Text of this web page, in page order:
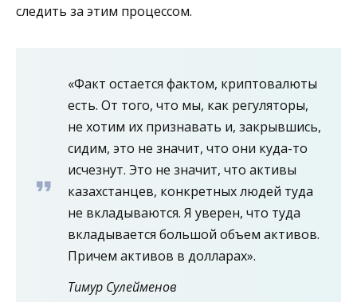
следить за этим процессом.
«Факт остается фактом, криптовалюты
есть. От того, что мы, как регуляторы,
не хотим их признавать и, закрывшись,
сидим, это не значит, что они куда-то
исчезнут. Это не значит, что активы
казахстанцев, конкретных людей туда
не вкладываются. Я уверен, что туда
вкладывается большой объем активов.
Причем активов в долларах».
Тимур Сулейменов